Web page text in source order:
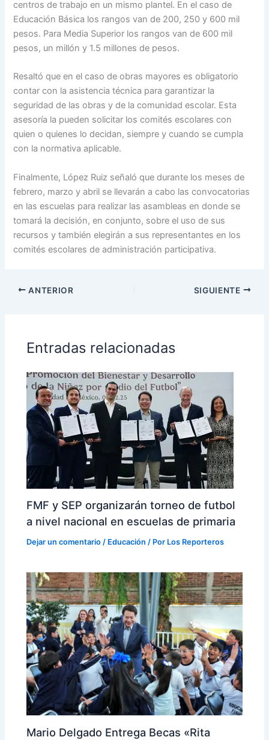
centros de trabajo en un mismo plantel. En el caso de
Educación Básica los rangos van de 200, 250 y 600 mil
pesos. Para Media Superior los rangos van de 600 mil
pesos, un millón y 1.5 millones de pesos.
Resaltó que en el caso de obras mayores es obligatorio
contar con la asistencia técnica para garantizar la
seguridad de las obras y de la comunidad escolar. Esta
asesoría la pueden solicitar los comités escolares con
quien o quienes lo decidan, siempre y cuando se cumpla
con la normativa aplicable.
Finalmente, López Ruiz señaló que durante los meses de
febrero, marzo y abril se llevarán a cabo las convocatorias
en las escuelas para realizar las asambleas en donde se
tomará la decisión, en conjunto, sobre el uso de sus
recursos y también elegirán a sus representantes en los
comités escolares de administración participativa.
ANTERIOR SIGUIENTE
Entradas relacionadas
FMF y SEP organizarán torneo de futbol
a nivel nacional en escuelas de primaria
Dejar un comentario / Educación / Por Los Reporteros
Mario Delgado Entrega Becas «Rita